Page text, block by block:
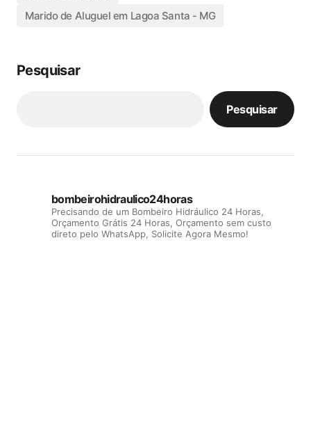
Marido de Aluguel em Lagoa Santa - MG
Pesquisar
Pesquisar
bombeirohidraulico24horas
Precisando de um Bombeiro Hidráulico 24 Horas,
Orçamento Grátis 24 Horas, Orçamento sem custo
direto pelo WhatsApp, Solicite Agora Mesmo!